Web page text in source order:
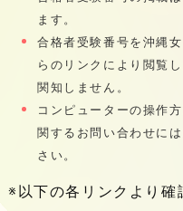
ます。
合格者受験番号を沖縄
らのリンクにより閲覧
関知しません。
コンピューターの操作
関するお問い合わせに
さい。
※以下の各リンクより確